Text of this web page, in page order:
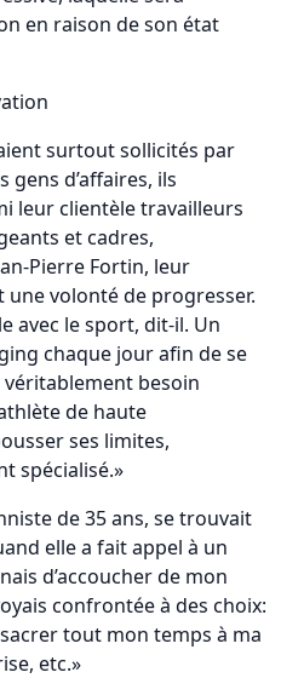
en raison de son état
surtout sollicités par
d’affaires, ils
leur clientèle travailleurs
et cadres,
Pierre Fortin, leur
volonté de progresser.
avec le sport, dit-il. Un
chaque jour afin de se
véritablement besoin
de haute
ses limites,
spécialisé.»
de 35 ans, se trouvait
elle a fait appel à un
d’accoucher de mon
confrontée à des choix:
tout mon temps à ma
etc.»